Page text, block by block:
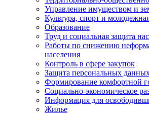
Управление имуществом и
Культура, спорт и
Образование
Труд и социальная защита
Работы по снижению
населения
Контроль в сфере закупок
Защита персональных
Формирование комфортной
Социально-экономическое
Информация для
Жилье